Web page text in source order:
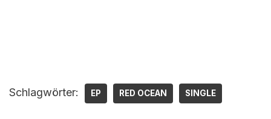
Schlagwörter: EP RED OCEAN SINGLE